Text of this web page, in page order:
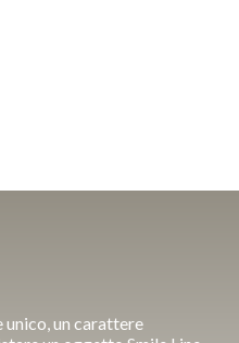
unico, un carattere